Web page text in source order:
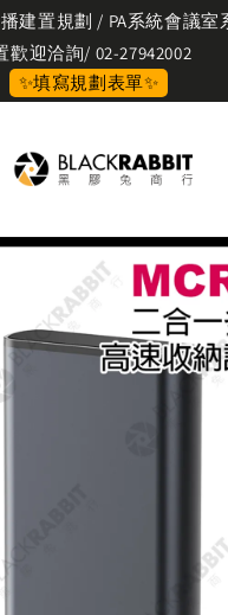
建置規劃 / PA系統會議室
歡迎洽詢/ 02-27942002
✨填寫規劃表單✨